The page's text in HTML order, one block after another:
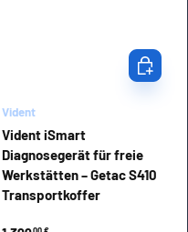
Vident
Vident iSmart
Diagnosegerät für freie
Werkstätten – Getac S410
Transportkoffer
In den